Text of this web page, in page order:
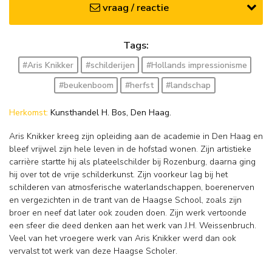
vraag / reactie
Tags:
#Aris Knikker #schilderijen
#Hollands impressionisme
#beukenboom
#herfst #landschap
Herkomst: Kunsthandel H. Bos, Den Haag.
Aris Knikker kreeg zijn opleiding aan de academie in Den Haag en
bleef vrijwel zijn hele leven in de hofstad wonen. Zijn artistieke
carrière startte hij als plateelschilder bij Rozenburg, daarna ging
hij over tot de vrije schilderkunst. Zijn voorkeur lag bij het
schilderen van atmosferische waterlandschappen, boerenerven
en vergezichten in de trant van de Haagse School, zoals zijn
broer en neef dat later ook zouden doen. Zijn werk vertoonde
een sfeer die deed denken aan het werk van J.H. Weissenbruch.
Veel van het vroegere werk van Aris Knikker werd dan ook
vervalst tot werk van deze Haagse Scholer.